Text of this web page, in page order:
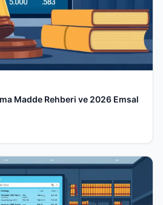
Madde Rehberi ve 2026 Emsal